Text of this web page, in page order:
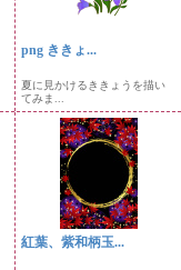
png ききょ...
夏に見かけるききょうを描い
てみま...
紅葉、紫和柄玉...